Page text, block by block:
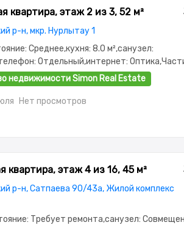
квартира, этаж 2 из 3, 52 м²
р-н, мкр. Нурлытау 1
Среднее,кухня: 8.0 м²,санузел:
Отдельный,интернет:
меблирована,паркинг: Рядом
недвижимости Simon Real Estate
Нет просмотров
квартира, этаж 4 из 16, 45 м²
р-н, Сатпаева 90/43а, Жилой комплекс
Требует ремонта,санузел: